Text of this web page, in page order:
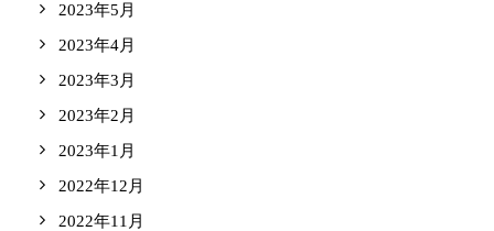
2023年5月
2023年4月
2023年3月
2023年2月
2023年1月
2022年12月
2022年11月